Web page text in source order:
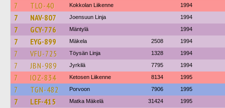
7 TLO-40 Kokkolan Liikenne 1994
7 NAV-807 Joensuun Linja 1994
7 GCY-776 Mäntylä 1994
7 EYG-899 Mäkela 2508 1994
7 VFU-725 Töysän Linja 1328 1994
7 JBN-989 Jyrkilä 7795 1994
7 IOZ-834 Ketosen Liikenne 8134 1995
7 TGN-482 Porvoon 7906 1995
7 LEF-415 Matka Mäkelä 31424 1995